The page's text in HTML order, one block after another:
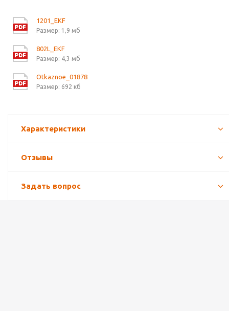
1201_EKF
Размер: 1,9 мб
802L_EKF
Размер: 4,3 мб
Otkaznoe_01878
Размер: 692 кб
Характеристики
Отзывы
Задать вопрос